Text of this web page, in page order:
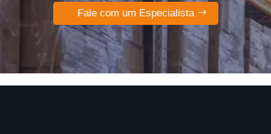
Fale com um Especialista